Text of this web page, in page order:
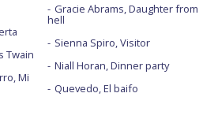
Twain
Mi
Gracie Abrams, Daughter from
hell
Sienna Spiro, Visitor
Niall Horan, Dinner party
Quevedo, El baifo